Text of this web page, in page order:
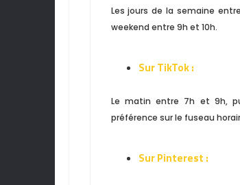
Les jours de la semaine
weekend entre 9h et 10h.
Sur TikTok :
Le matin entre 7h et 9h,
préférence sur le fuseau
Sur Pinterest :